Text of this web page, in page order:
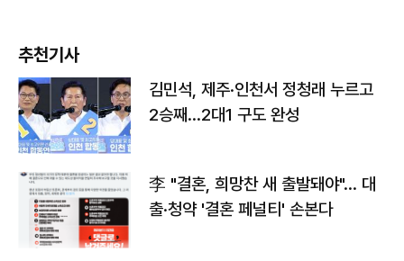
추천기사
김민석, 제주·인천서 정청래 누르고
2승째…2대1 구도 완성
李 "결혼, 희망찬 새 출발돼야"… 대
출·청약 '결혼 페널티' 손본다